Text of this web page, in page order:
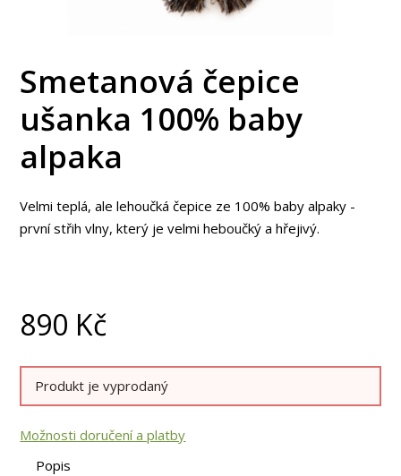
Smetanová čepice
ušanka 100% baby
alpaka
Velmi teplá, ale lehoučká čepice ze 100% baby alpaky -
první střih vlny, který je velmi heboučký a hřejivý.
890 Kč
Produkt je vyprodaný
Možnosti doručení a platby
Popis